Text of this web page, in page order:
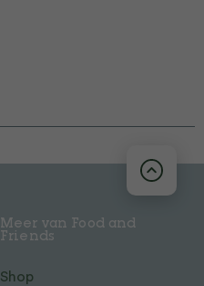
Meer van Food and
Friends
Shop